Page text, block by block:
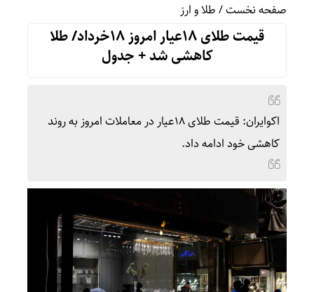
صفحه نخست/طلا و ارز
قیمت طلای 18عیار امروز 18خرداد/ طلا
کاهشی شد + جدول
اکوایران: قیمت طلای 18عیار در معاملات امروز به روند
کاهشی خود ادامه داد.